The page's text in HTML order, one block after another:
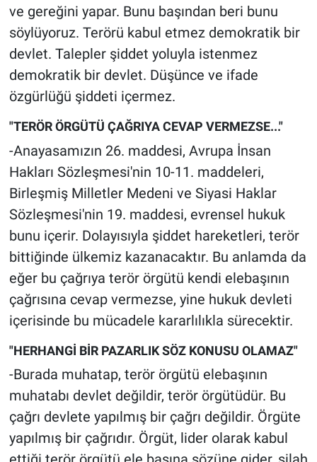
ve gereğini yapar. Bunu başından beri bunu
söylüyoruz. Terörü kabul etmez demokratik bir
devlet. Talepler şiddet yoluyla istenmez
demokratik bir devlet. Düşünce ve ifade
özgürlüğü şiddeti içermez.
"TERÖR ÖRGÜTÜ ÇAĞRIYA CEVAP VERMEZSE..."
-Anayasamızın 26. maddesi, Avrupa İnsan
Hakları Sözleşmesi'nin 10-11. maddeleri,
Birleşmiş Milletler Medeni ve Siyasi Haklar
Sözleşmesi'nin 19. maddesi, evrensel hukuk
bunu içerir. Dolayısıyla şiddet hareketleri, terör
bittiğinde ülkemiz kazanacaktır. Bu anlamda da
eğer bu çağrıya terör örgütü kendi elebaşının
çağrısına cevap vermezse, yine hukuk devleti
içerisinde bu mücadele kararlılıkla sürecektir.
"HERHANGİ BİR PAZARLIK SÖZ KONUSU OLAMAZ"
-Burada muhatap, terör örgütü elebaşının
muhatabı devlet değildir, terör örgütüdür. Bu
çağrı devlete yapılmış bir çağrı değildir. Örgüte
yapılmış bir çağrıdır. Örgüt, lider olarak kabul